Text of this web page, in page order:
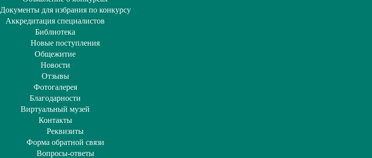
Документы для избрания по конкурсу
Аккредитация специалистов
Библиотека
Новые поступления
Общежитие
Новости
Отзывы
Фотогалерея
Благодарности
Виртуальный музей
Контакты
Реквизиты
Форма обратной связи
Вопросы-ответы